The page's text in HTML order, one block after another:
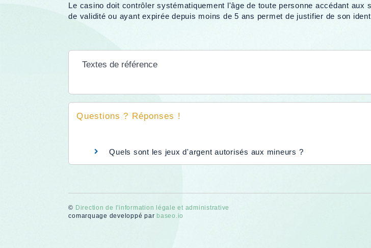
Le casino doit contrôler systématiquement l'âge de toute personne accédant
de validité ou ayant expirée depuis moins de 5 ans permet de justifier de son
Textes de référence
Questions ? Réponses !
Quels sont les jeux d'argent autorisés aux mineurs ?
© Direction de l'information légale et administrative
comarquage developpé parbaseo.io